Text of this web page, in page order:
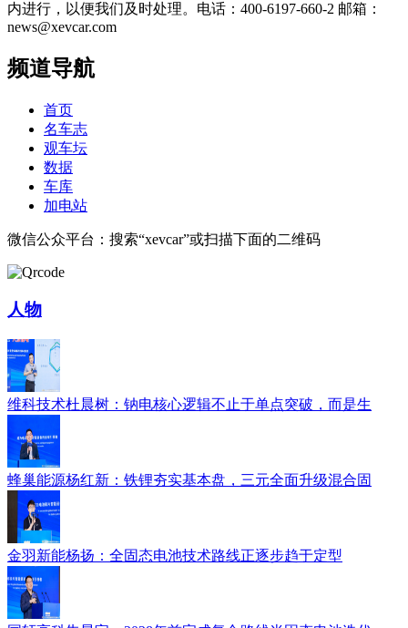
内进行，以便我们及时处理。电话：400-6197-660-2 邮箱：
news@xevcar.com
频道导航
首页
名车志
观车坛
数据
车库
加电站
微信公众平台：搜索“xevcar”或扫描下面的二维码
人物
维科技术杜晨树：钠电核心逻辑不止于单点突破，而是生
蜂巢能源杨红新：铁锂夯实基本盘，三元全面升级混合固
金羽新能杨扬：全固态电池技术路线正逐步趋于定型